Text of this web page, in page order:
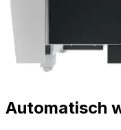
Automatisch